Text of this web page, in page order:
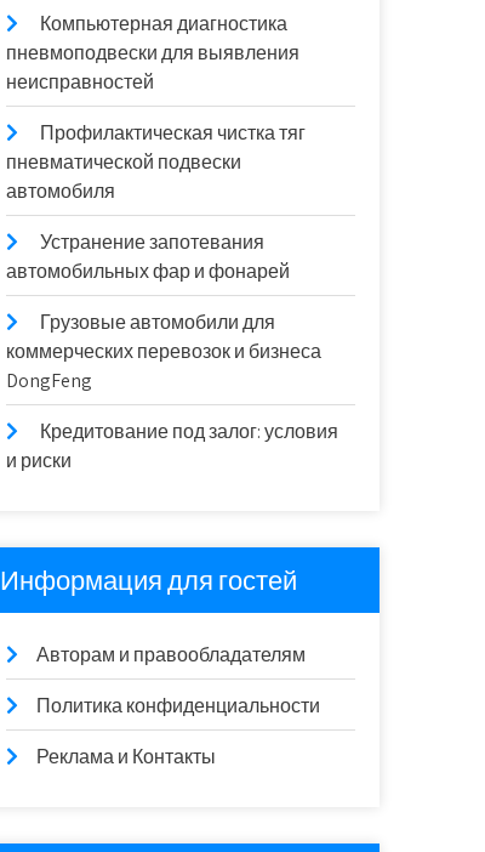
Компьютерная диагностика
пневмоподвески для выявления
неисправностей
Профилактическая чистка тяг
пневматической подвески
автомобиля
Устранение запотевания
автомобильных фар и фонарей
Грузовые автомобили для
коммерческих перевозок и бизнеса
DongFeng
Кредитование под залог: условия
и риски
Информация для гостей
Авторам и правообладателям
Политика конфиденциальности
Реклама и Контакты